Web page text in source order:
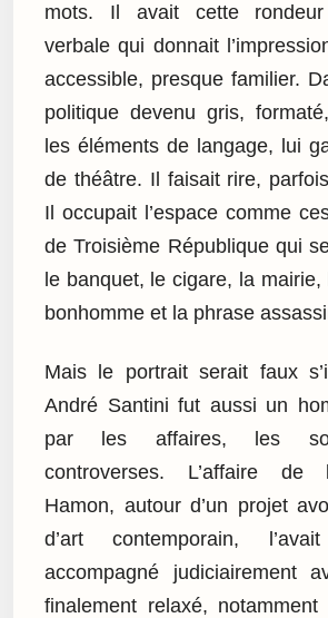
mots. Il avait cette
verbale qui donnait
accessible, presque familier.
politique devenu gris,
les éléments de langage, lui
de théâtre. Il faisait rire,
Il occupait l’espace comme
de Troisième République qui
le banquet, le cigare, la
bonhomme et la phrase
Mais le portrait serait faux
André Santini fut aussi un
par les affaires, les
controverses. L’affaire de
Hamon, autour d’un projet
d’art contemporain,
accompagné judiciairement
finalement relaxé,